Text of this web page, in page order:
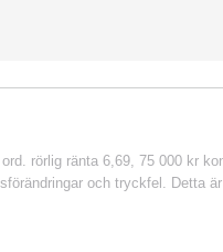
rörlig ränta 6,69, 75 000 kr
och tryckfel. Detta